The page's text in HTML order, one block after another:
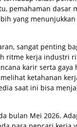
pemahaman dasar
yang menunjukkan
sangat penting
ritme kerja industri
karir serta gaya
ketahanan
saat ini bisa
bulan Mei 2026.